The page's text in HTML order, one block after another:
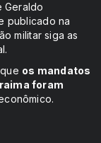
Geraldo
publicado na
militar siga as
os mandatos
foram